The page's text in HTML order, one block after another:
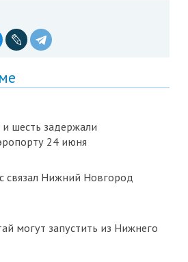
шесть задержали
24 июня
связал Нижний Новгород
могут запустить из Нижнего